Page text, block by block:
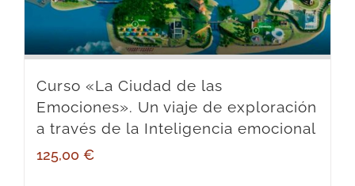
Curso «La Ciudad de las
Emociones». Un viaje de exploración
a través de la Inteligencia emocional
125,00 €